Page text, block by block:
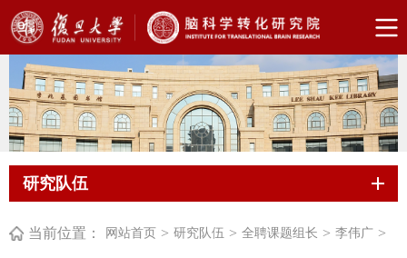
研究队伍
当前位置： 网站首页 > 研究队伍 > 全聘课题组长 > 李伟广 >